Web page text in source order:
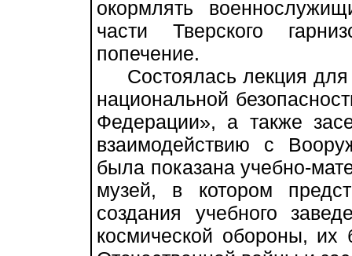
окормлять
части Тверского
попечение.
Состоялась лекция для
национальной
Федерации», а также
взаимодействию с
была показана учебно-
музей, в котором
создания учебного
космической обороны,